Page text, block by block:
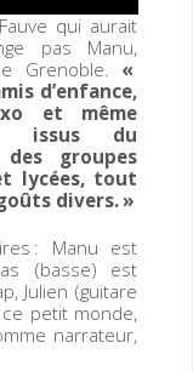
qui aurait
pas Manu,
Grenoble. «
d’enfance,
et même
issus du
groupes
lycées, tout
divers. »
: Manu est
(basse) est
Julien (guitare
petit monde,
narrateur,